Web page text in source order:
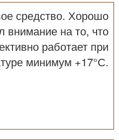
средство. Хорошо
внимание на то, что
работает при
минимум +17°С.